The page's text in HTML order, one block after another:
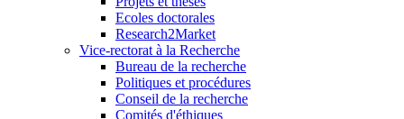
Ecoles doctorales
Research2Market
Vice-rectorat à la Recherche
Bureau de la recherche
Politiques et procédures
Conseil de la recherche
Comités d'éthiques